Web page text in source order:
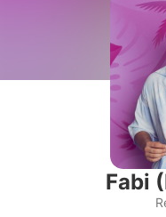
Alle
Fabi